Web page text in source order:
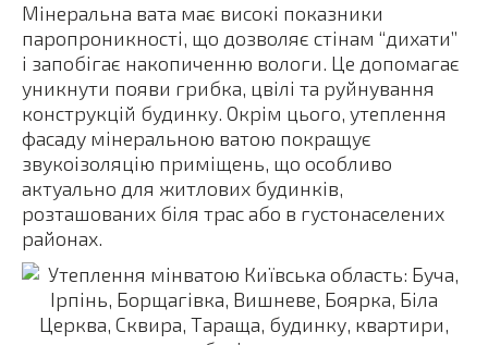
Мінеральна вата має високі показники
паропроникності, що дозволяє стінам “дихати”
і запобігає накопиченню вологи. Це допомагає
уникнути появи грибка, цвілі та руйнування
конструкцій будинку. Окрім цього, утеплення
фасаду мінеральною ватою покращує
звукоізоляцію приміщень, що особливо
актуально для житлових будинків,
розташованих біля трас або в густонаселених
районах.